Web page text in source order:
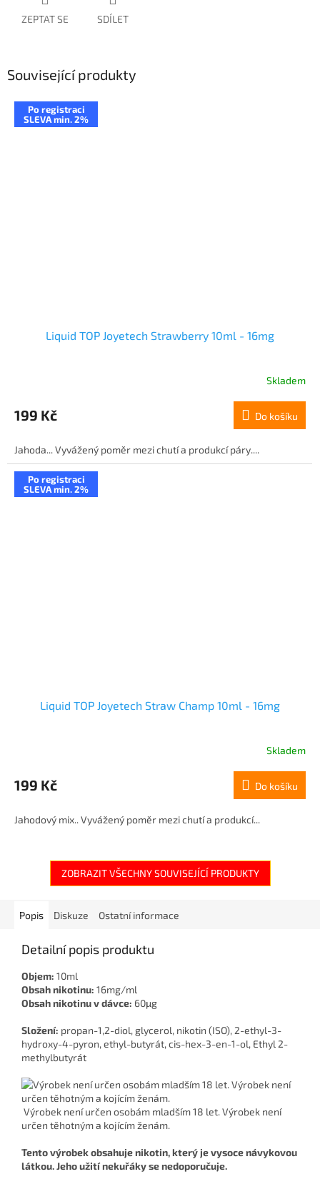
ZEPTAT SE SDÍLET
Související produkty
Po registraci
SLEVA min. 2%
Liquid TOP Joyetech Strawberry 10ml - 16mg
Skladem
199 Kč Do košíku
Jahoda... Vyvážený poměr mezi chutí a produkcí páry....
Po registraci
SLEVA min. 2%
Liquid TOP Joyetech Straw Champ 10ml - 16mg
Skladem
199 Kč Do košíku
Jahodový mix.. Vyvážený poměr mezi chutí a produkcí...
ZOBRAZIT VŠECHNY SOUVISEJÍCÍ PRODUKTY
Popis Diskuze Ostatní informace
Detailní popis produktu
Objem: 10ml
Obsah nikotinu: 16mg/ml
Obsah nikotinu v dávce: 60μg
Složení: propan-1,2-diol, glycerol, nikotin (ISO), 2-ethyl-3-
hydroxy-4-pyron, ethyl-butyrát, cis-hex-3-en-1-ol, Ethyl 2-
methylbutyrát
Výrobek není určen osobám mladším 18 let. Výrobek není
určen těhotným a kojícím ženám.
Tento výrobek obsahuje nikotin, který je vysoce návykovou
látkou. Jeho užití nekuřáky se nedoporučuje.